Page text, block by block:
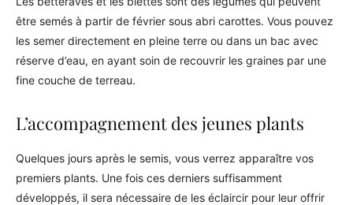
être semés à partir de février sous abri carottes. Vous pouvez
les semer directement en pleine terre ou dans un bac avec
réserve d’eau, en ayant soin de recouvrir les graines par une
fine couche de terreau.
L’accompagnement des jeunes plants
Quelques jours après le semis, vous verrez apparaître vos
premiers plants. Une fois ces derniers suffisamment
développés, il sera nécessaire de les éclaircir pour leur offrir